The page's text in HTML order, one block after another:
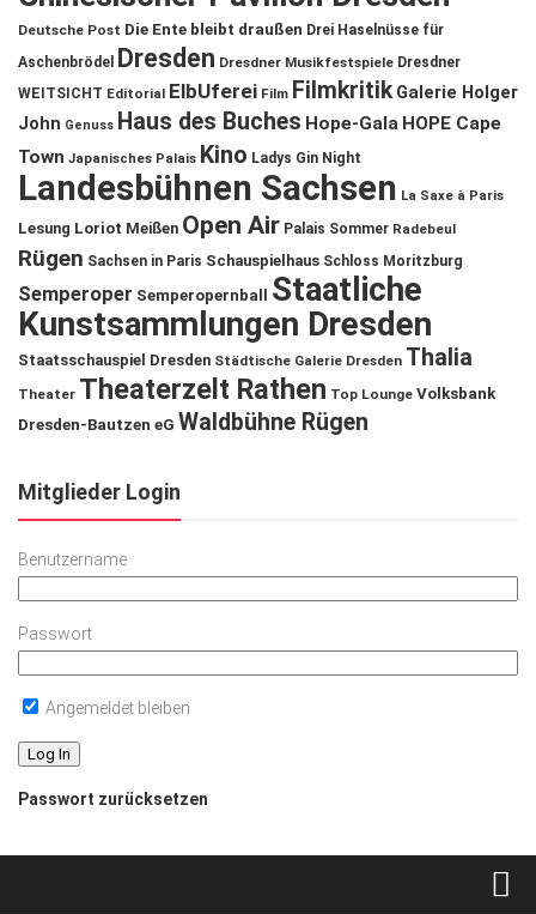
Deutsche Post Die Ente bleibt draußen Drei Haselnüsse für
Aschenbrödel
Dresden Dresdner Musikfestspiele Dresdner
WEITSICHT Editorial ElbUferei Film Filmkritik Galerie Holger
John Genuss Haus des Buches Hope-Gala HOPE Cape
Town Japanisches Palais Kino Ladys Gin Night
Landesbühnen Sachsen La Saxe à Paris
Lesung Loriot Meißen Open Air Palais Sommer Radebeul
Rügen Sachsen in Paris Schauspielhaus Schloss Moritzburg
Semperoper Semperopernball
Staatliche
Kunstsammlungen Dresden
Staatsschauspiel Dresden Städtische Galerie Dresden Thalia
Theater Theaterzelt Rathen Top Lounge Volksbank
Dresden-Bautzen eG Waldbühne Rügen
Mitglieder Login
Benutzername
Passwort
Angemeldet bleiben
Passwort zurücksetzen